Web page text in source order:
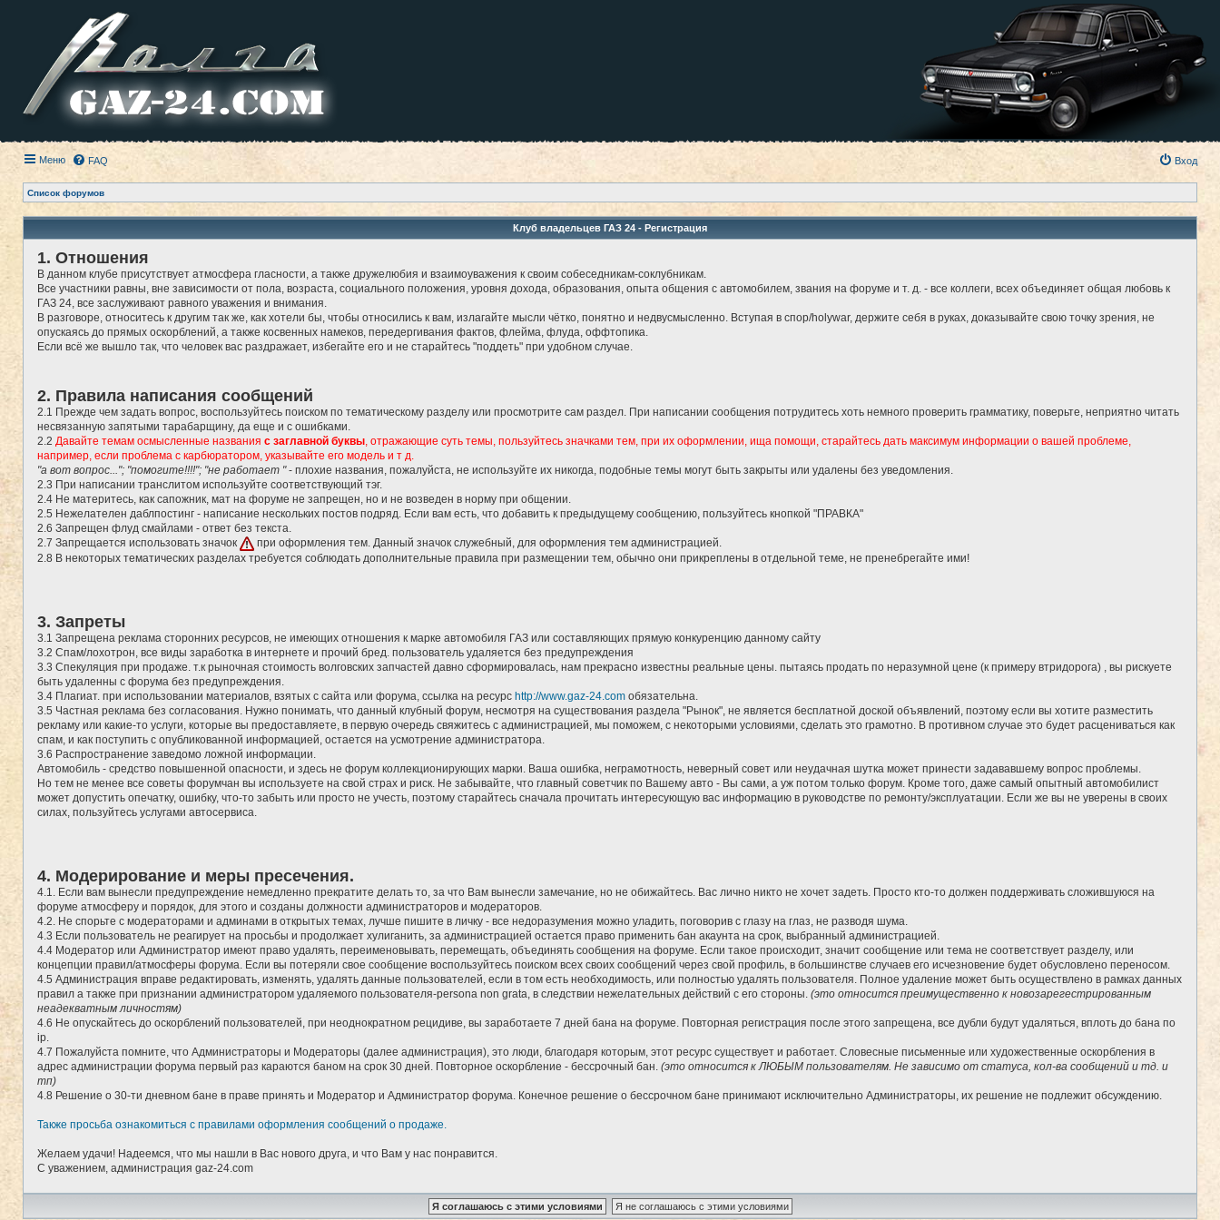
Меню FAQ Вход
Список форумов
Клуб владельцев ГАЗ 24 - Регистрация
1. Отношения
В данном клубе присутствует атмосфера гласности, а также дружелюбия и взаимоуважения к своим собеседникам-соклубникам.
Все участники равны, вне зависимости от пола, возраста, социального положения, уровня дохода, образования, опыта общения с автомобилем, звания на форуме и т. д. - все коллеги, всех объединяет общая любовь к
ГАЗ 24, все заслуживают равного уважения и внимания.
В разговоре, относитесь к другим так же, как хотели бы, чтобы относились к вам, излагайте мысли чётко, понятно и недвусмысленно. Вступая в спор/holywar, держите себя в руках, доказывайте свою точку зрения, не
опускаясь до прямых оскорблений, а также косвенных намеков, передергивания фактов, флейма, флуда, оффтопика.
Если всё же вышло так, что человек вас раздражает, избегайте его и не старайтесь "поддеть" при удобном случае.
2. Правила написания сообщений
2.1 Прежде чем задать вопрос, воспользуйтесь поиском по тематическому разделу или просмотрите сам раздел. При написании сообщения потрудитесь хоть немного проверить грамматику, поверьте, неприятно читать
несвязанную запятыми тарабарщину, да еще и с ошибками.
2.2 Давайте темам осмысленные названия с заглавной буквы, отражающие суть темы, пользуйтесь значками тем, при их оформлении, ища помощи, старайтесь дать максимум информации о вашей проблеме,
например, если проблема с карбюратором, указывайте его модель и т д.
"а вот вопрос..."; "помогите!!!!"; "не работает "- плохие названия, пожалуйста, не используйте их никогда, подобные темы могут быть закрыты или удалены без уведомления.
2.3 При написании транслитом используйте соответствующий тэг.
2.4 Не материтесь, как сапожник, мат на форуме не запрещен, но и не возведен в норму при общении.
2.5 Нежелателен даблпостинг - написание нескольких постов подряд. Если вам есть, что добавить к предыдущему сообщению, пользуйтесь кнопкой "ПРАВКА"
2.6 Запрещен флуд смайлами - ответ без текста.
2.7 Запрещается использовать значок
при оформления тем. Данный значок служебный, для оформления тем администрацией.
2.8 В некоторых тематических разделах требуется соблюдать дополнительные правила при размещении тем, обычно они прикреплены в отдельной теме, не пренебрегайте ими!
3. Запреты
3.1 Запрещена реклама сторонних ресурсов, не имеющих отношения к марке автомобиля ГАЗ или составляющих прямую конкуренцию данному сайту
3.2 Спам/лохотрон, все виды заработка в интернете и прочий бред. пользователь удаляется без предупреждения
3.3 Спекуляция при продаже. т.к рыночная стоимость волговских запчастей давно сформировалась, нам прекрасно известны реальные цены. пытаясь продать по неразумной цене (к примеру втридорога) , вы рискуете
быть удаленны с форума без предупреждения.
3.4 Плагиат. при использовании материалов, взятых с сайта или форума, ссылка на ресурс http://www.gaz-24.com обязательна.
3.5 Частная реклама без согласования. Нужно понимать, что данный клубный форум, несмотря на существования раздела "Рынок", не является бесплатной доской объявлений, поэтому если вы хотите разместить
рекламу или какие-то услуги, которые вы предоставляете, в первую очередь свяжитесь с администрацией, мы поможем, с некоторыми условиями, сделать это грамотно. В противном случае это будет расцениваться как
спам, и как поступить с опубликованной информацией, остается на усмотрение администратора.
3.6 Распространение заведомо ложной информации.
Автомобиль - средство повышенной опасности, и здесь не форум коллекционирующих марки. Ваша ошибка, неграмотность, неверный совет или неудачная шутка может принести задававшему вопрос проблемы.
Но тем не менее все советы форумчан вы используете на свой страх и риск. Не забывайте, что главный советчик по Вашему авто - Вы сами, а уж потом только форум. Кроме того, даже самый опытный автомобилист
может допустить опечатку, ошибку, что-то забыть или просто не учесть, поэтому старайтесь сначала прочитать интересующую вас информацию в руководстве по ремонту/эксплуатации. Если же вы не уверены в своих
силах, пользуйтесь услугами автосервиса.
4. Модерирование и меры пресечения.
4.1. Если вам вынесли предупреждение немедленно прекратите делать то, за что Вам вынесли замечание, но не обижайтесь. Вас лично никто не хочет задеть. Просто кто-то должен поддерживать сложившуюся на
форуме атмосферу и порядок, для этого и созданы должности администраторов и модераторов.
4.2. Не спорьте с модераторами и админами в открытых темах, лучше пишите в личку - все недоразумения можно уладить, поговорив с глазу на глаз, не разводя шума.
4.3 Если пользователь не реагирует на просьбы и продолжает хулиганить, за администрацией остается право применить бан акаунта на срок, выбранный администрацией.
4.4 Модератор или Администратор имеют право удалять, переименовывать, перемещать, объединять сообщения на форуме. Если такое происходит, значит сообщение или тема не соответствует разделу, или
концепции правил/атмосферы форума. Если вы потеряли свое сообщение воспользуйтесь поиском всех своих сообщений через свой профиль, в большинстве случаев его исчезновение будет обусловлено переносом.
4.5 Администрация вправе редактировать, изменять, удалять данные пользователей, если в том есть необходимость, или полностью удалять пользователя. Полное удаление может быть осуществлено в рамках данных
правил а также при признании администратором удаляемого пользователя-persona non grata, в следствии нежелательных действий с его стороны. (это относится преимущественно к новозарегестрированным
неадекватным личностям)
4.6 Не опускайтесь до оскорблений пользователей, при неоднократном рецидиве, вы заработаете 7 дней бана на форуме. Повторная регистрация после этого запрещена, все дубли будут удаляться, вплоть до бана по
ip.
4.7 Пожалуйста помните, что Администраторы и Модераторы (далее администрация), это люди, благодаря которым, этот ресурс существует и работает. Словесные письменные или художественные оскорбления в
адрес администрации форума первый раз караются баном на срок 30 дней. Повторное оскорбление - бессрочный бан. (это относится к ЛЮБЫМ пользователям. Не зависимо от статуса, кол-ва сообщений и тд. и
тп)
4.8 Решение о 30-ти дневном бане в праве принять и Модератор и Администратор форума. Конечное решение о бессрочном бане принимают исключительно Администраторы, их решение не подлежит обсуждению.
Также просьба ознакомиться с правилами оформления сообщений о продаже.
Желаем удачи! Надеемся, что мы нашли в Вас нового друга, и что Вам у нас понравится.
С уважением, администрация gaz-24.com